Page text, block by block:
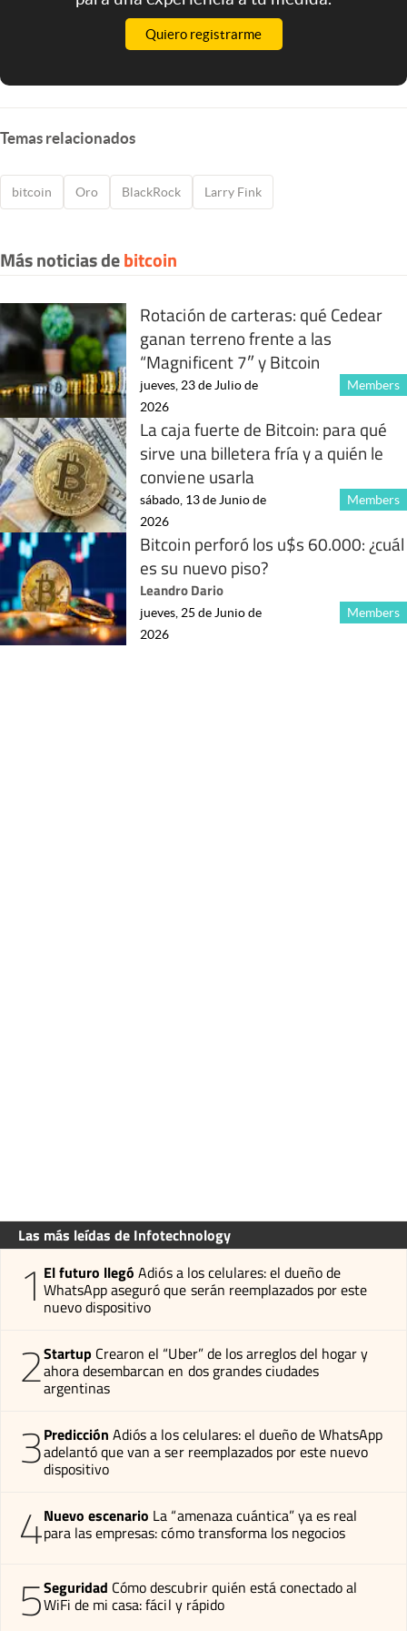
Quiero registrarme
Temas relacionados
bitcoin Oro BlackRock Larry Fink
Más noticias debitcoin
Rotación de carteras: qué Cedear
ganan terreno frente a las
“Magnificent 7″ y Bitcoin
Members
jueves, 23 de Julio de
2026
La caja fuerte de Bitcoin: para qué
sirve una billetera fría y a quién le
conviene usarla
Members
sábado, 13 de Junio de
2026
Bitcoin perforó los u$s 60.000: ¿cuál
es su nuevo piso?
Leandro Dario
Members
jueves, 25 de Junio de
2026
Las más leídas de Infotechnology
1 El futuro llegó Adiós a los celulares: el dueño de
WhatsApp aseguró que serán reemplazados por este
nuevo dispositivo
2Startup Crearon el “Uber” de los arreglos del hogar y
ahora desembarcan en dos grandes ciudades
argentinas
3Predicción Adiós a los celulares: el dueño de WhatsApp
adelantó que van a ser reemplazados por este nuevo
dispositivo
4Nuevo escenario La “amenaza cuántica” ya es real
para las empresas: cómo transforma los negocios
5Seguridad Cómo descubrir quién está conectado al
WiFi de mi casa: fácil y rápido